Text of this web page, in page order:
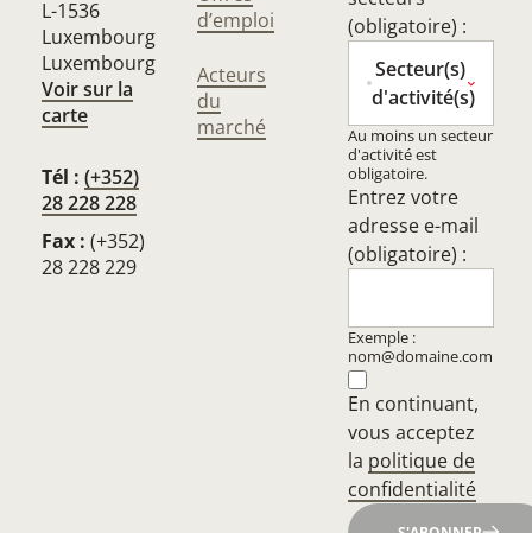
L-1536
Luxembourg
Luxembourg
Voir sur la
carte
Tél : (+352)
28 228 228
Fax : (+352)
28 228 229
d’emploi
Acteurs
du
marché
(obligatoire) :
Secteur(s)
d'activité(s)
Au moins un secteur
d'activité est
obligatoire.
Entrez votre
adresse e-mail
(obligatoire) :
Exemple :
nom@domaine.com
En continuant,
vous acceptez
la politique de
confidentialité